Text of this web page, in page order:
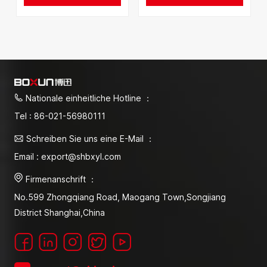
Nationale einheitliche Hotline ：
Tel : 86-021-56980111
Schreiben Sie uns eine E-Mail ：
Email : export@shbxyl.com
Firmenanschrift ：
No.599 Zhongqiang Road, Maogang Town,Songjiang
District Shanghai,China